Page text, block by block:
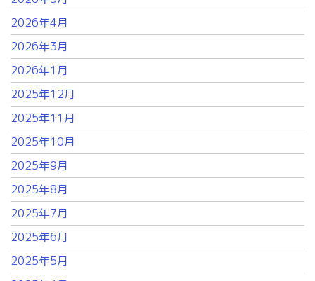
2026年4月
2026年3月
2026年1月
2025年12月
2025年11月
2025年10月
2025年9月
2025年8月
2025年7月
2025年6月
2025年5月